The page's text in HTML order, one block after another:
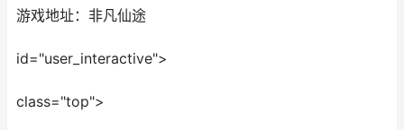
游戏地址：非凡仙途
id="user_interactive">
class="top">